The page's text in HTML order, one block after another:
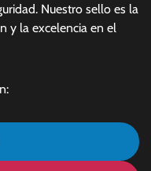
Nuestro sello es la
y la excelencia en el